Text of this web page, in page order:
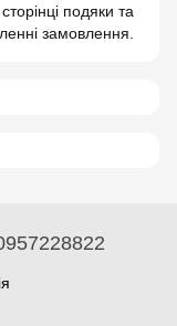
подяки та
замовлення.